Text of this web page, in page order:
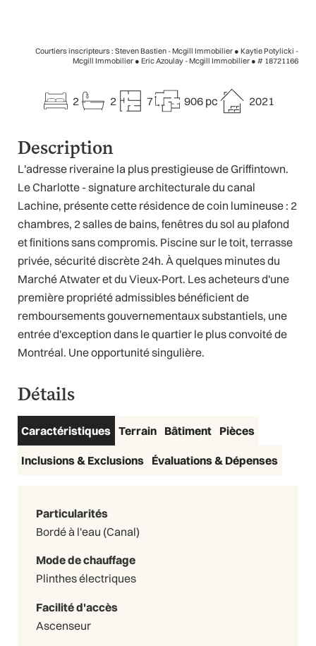
Courtiers inscripteurs : Steven Bastien - Mcgill Immobilier ● Kaytie Potylicki -
Mcgill Immobilier ● Eric Azoulay - Mcgill Immobilier ● # 18721166
2 2 7 906 pc 2021
Description
L'adresse riveraine la plus prestigieuse de Griffintown.
Le Charlotte - signature architecturale du canal
Lachine, présente cette résidence de coin lumineuse : 2
chambres, 2 salles de bains, fenêtres du sol au plafond
et finitions sans compromis. Piscine sur le toit, terrasse
privée, sécurité discrète 24h. À quelques minutes du
Marché Atwater et du Vieux-Port. Les acheteurs d'une
première propriété admissibles bénéficient de
remboursements gouvernementaux substantiels, une
entrée d'exception dans le quartier le plus convoité de
Montréal. Une opportunité singulière.
Détails
Caractéristiques Terrain Bâtiment Pièces
Inclusions & Exclusions Évaluations & Dépenses
Particularités
Bordé à l'eau (Canal)
Mode de chauffage
Plinthes électriques
Facilité d'accès
Ascenseur